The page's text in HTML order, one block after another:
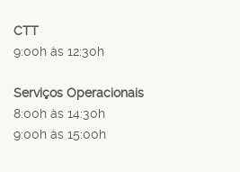
CTT
9:00h às 12:30h
Serviços Operacionais
8:00h às 14:30h
9:00h às 15:00h